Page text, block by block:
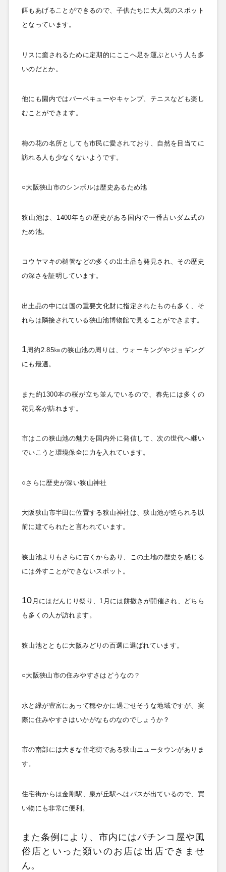
餌もあげることができるので、子供たちに大人気のスポット
となっています。
リスに癒されるために定期的にここへ足を運ぶという人も多
いのだとか。
他にも園内ではバーベキューやキャンプ、テニスなども楽し
むことができます。
梅の花の名所としても市民に愛されており、自然を目当てに
訪れる人も少なくないようです。
○大阪狭山市のシンボルは歴史あるため池
狭山池は、1400年もの歴史がある国内で一番古いダム式の
ため池。
コウヤマキの樋管などの多くの出土品も発見され、その歴史
の深さを証明しています。
出土品の中には国の重要文化財に指定されたものも多く、そ
れらは隣接されている狭山池博物館で見ることができます。
1周約2.85㎞の狭山池の周りは、ウォーキングやジョギング
にも最適。
また約1300本の桜が立ち並んでいるので、春先には多くの
花見客が訪れます。
市はこの狭山池の魅力を国内外に発信して、次の世代へ継い
でいこうと環境保全に力を入れています。
○さらに歴史が深い狭山神社
大阪狭山市半田に位置する狭山神社は、狭山池が造られる以
前に建てられたと言われています。
狭山池よりもさらに古くからあり、この土地の歴史を感じる
には外すことができないスポット。
10 月にはだんじり祭り、1 月には餅撒きが開催され、どちら
も多くの人が訪れます。
狭山池とともに大阪みどりの百選に選ばれています。
○大阪狭山市の住みやすさはどうなの？
水と緑が豊富にあって穏やかに過ごせそうな地域ですが、実
際に住みやすさはいかがなものなのでしょうか？
市の南部には大きな住宅街である狭山ニュータウンがありま
す。
住宅街からは金剛駅、泉が丘駅へはバスが出ているので、買
い物にも非常に便利。
また条例により、市内にはパチンコ屋や風
俗店といった類いのお店は出店できませ
ん。